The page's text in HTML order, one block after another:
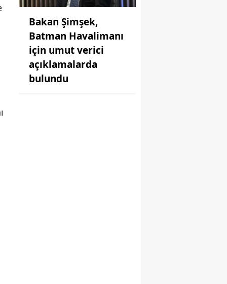
Bakan Şimşek,
Batman Havalimanı
için umut verici
açıklamalarda
bulundu